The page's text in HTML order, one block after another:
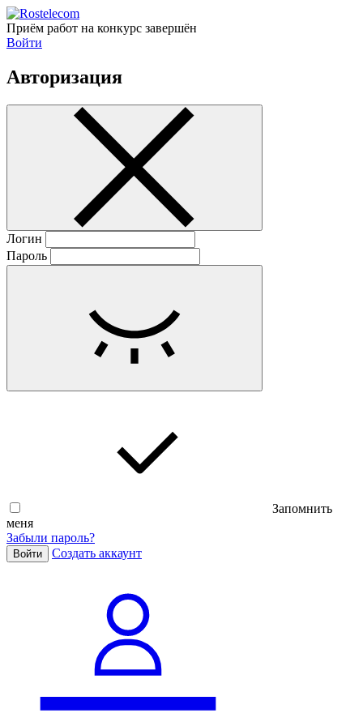
Приём работ на конкурс завершён
Войти
Авторизация
Логин
Пароль
Запомнить
меня
Забыли пароль?
Войти Cоздать аккаунт